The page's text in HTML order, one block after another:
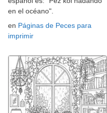
en el océano".
en Páginas de Peces para
imprimir